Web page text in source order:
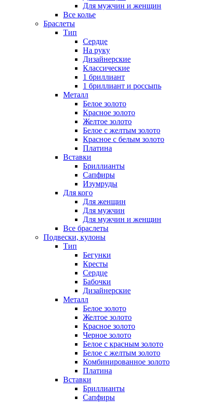
Для мужчин и женщин
Все колье
Браслеты
Тип
Сердце
На руку
Дизайнерские
Классические
1 бриллиант
1 бриллиант и россыпь
Металл
Белое золото
Красное золото
Желтое золото
Белое с желтым золото
Красное с белым золото
Платина
Вставки
Бриллианты
Сапфиры
Изумруды
Для кого
Для женщин
Для мужчин
Для мужчин и женщин
Все браслеты
Подвески, кулоны
Тип
Бегунки
Кресты
Сердце
Бабочки
Дизайнерские
Металл
Белое золото
Желтое золото
Красное золото
Черное золото
Белое с красным золото
Белое с желтым золото
Комбинированное золото
Платина
Вставки
Бриллианты
Сапфиры